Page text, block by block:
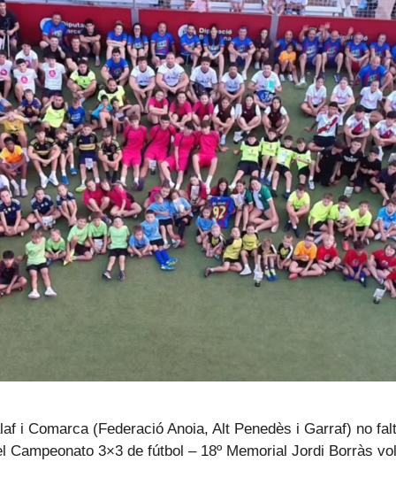
i Comarca (Federació Anoia, Alt Penedès i Garraf) no
Campeonato 3×3 de fútbol – 18º Memorial Jordi Borràs